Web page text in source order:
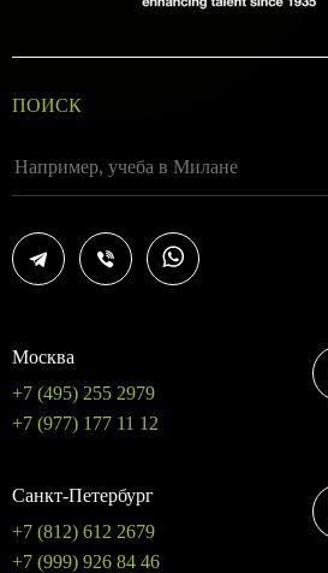
ПОИСК
Москва
+7 (495) 255 2979
+7 (977) 177 11 12
Санкт-Петербург
+7 (812) 612 2679
+7 (999) 926 84 46